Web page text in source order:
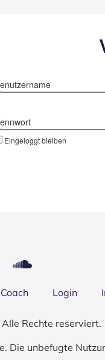
Eingeloggt bleiben
Log­in
Rechte reserviert.
unbefugte